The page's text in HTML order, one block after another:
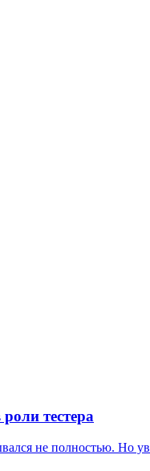
тестера
не полностью. Но